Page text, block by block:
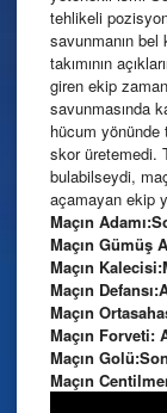
tehlikeli
savunmanın bel
takımının
giren ekip
savunmasında
hücum yönünde
skor üretemedi.
bulabilseydi,
açamayan ekip
Maçın
Maçın Gümüş
Maçın
Maçın
Maçın
Maçın Forveti:
Maçın
Maçın